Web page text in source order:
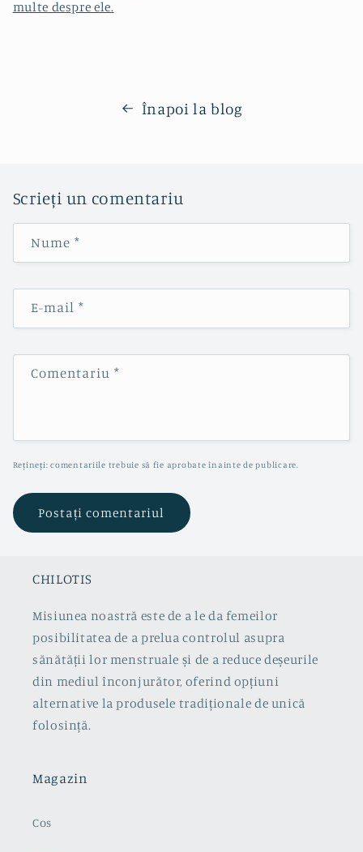
multe despre ele.
Înapoi la blog
Scrieți un comentariu
Nume *
E-mail*
Comentariu*
Rețineți: comentariile trebuie să fie aprobate înainte de publicare.
CHILOTIS
Misiunea noastră este de a le da femeilor
posibilitatea de a prelua controlul asupra
sănătății lor menstruale și de a reduce deșeurile
din mediul înconjurător, oferind opțiuni
alternative la produsele tradiționale de unică
folosință.
Magazin
Cos